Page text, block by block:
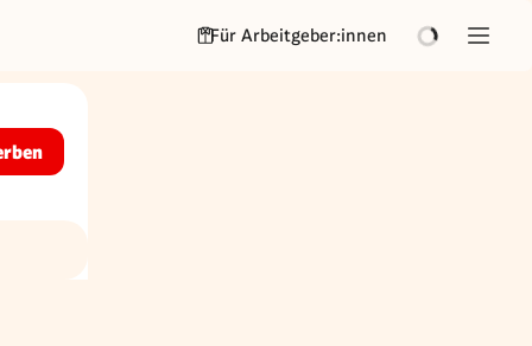
Für Arbeitgeber:innen